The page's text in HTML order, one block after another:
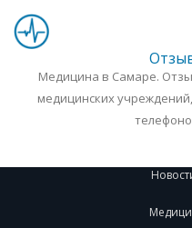
Медицина в Самаре.
медицинских